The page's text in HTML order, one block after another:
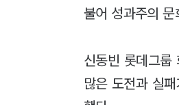
불어 성과주의
신동빈 롯데그
많은 도전과 실